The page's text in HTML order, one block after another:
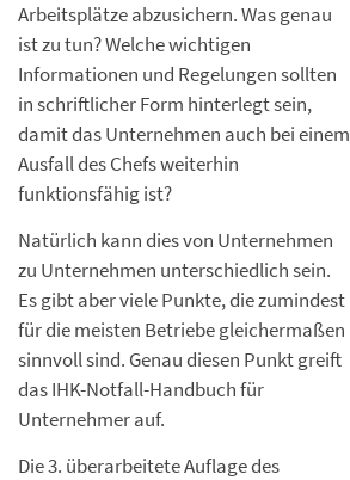
Arbeitsplätze abzusichern. Was genau
ist zu tun? Welche wichtigen
Informationen und Regelungen sollten
in schriftlicher Form hinterlegt sein,
damit das Unternehmen auch bei einem
Ausfall des Chefs weiterhin
funktionsfähig ist?
Natürlich kann dies von Unternehmen
zu Unternehmen unterschiedlich sein.
Es gibt aber viele Punkte, die zumindest
für die meisten Betriebe gleichermaßen
sinnvoll sind. Genau diesen Punkt greift
das IHK-Notfall-Handbuch für
Unternehmer auf.
Die 3. überarbeitete Auflage des